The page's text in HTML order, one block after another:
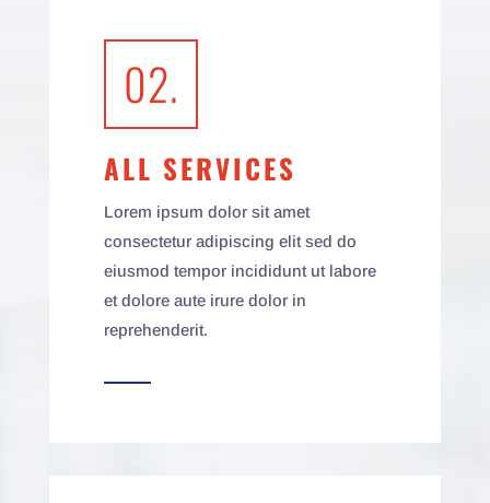
02.
ALL SERVICES
Lorem ipsum dolor sit amet
consectetur adipiscing elit sed do
eiusmod tempor incididunt ut labore
et dolore aute irure dolor in
reprehenderit.